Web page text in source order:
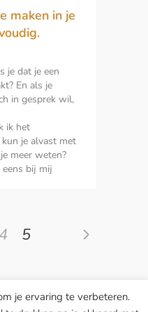
maken in je
je dat je een
En als je
in gesprek wil,
ik het
je alvast met
meer weten?
bij mij
4 5
& concept ontwikkeld door
je ervaring te verbeteren.